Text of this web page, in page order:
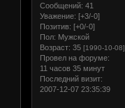
Сообщений: 41
Уважение: [+3/-0]
Позитив: [+0/-0]
Пол: Мужской
Возраст: 35 [1990-10-08]
Провел на форуме:
11 часов 35 минут
Последний визит:
2007-12-07 23:35:39